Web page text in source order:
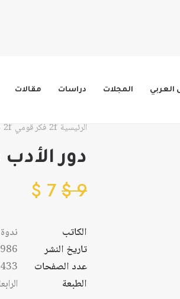
العربي المجلات دراسات مقالات
الرئيسية فكر قومي
دور
9
$
7
$
الكاتب
تاريخ النشر
عدد الصفحات
433
الطبعة